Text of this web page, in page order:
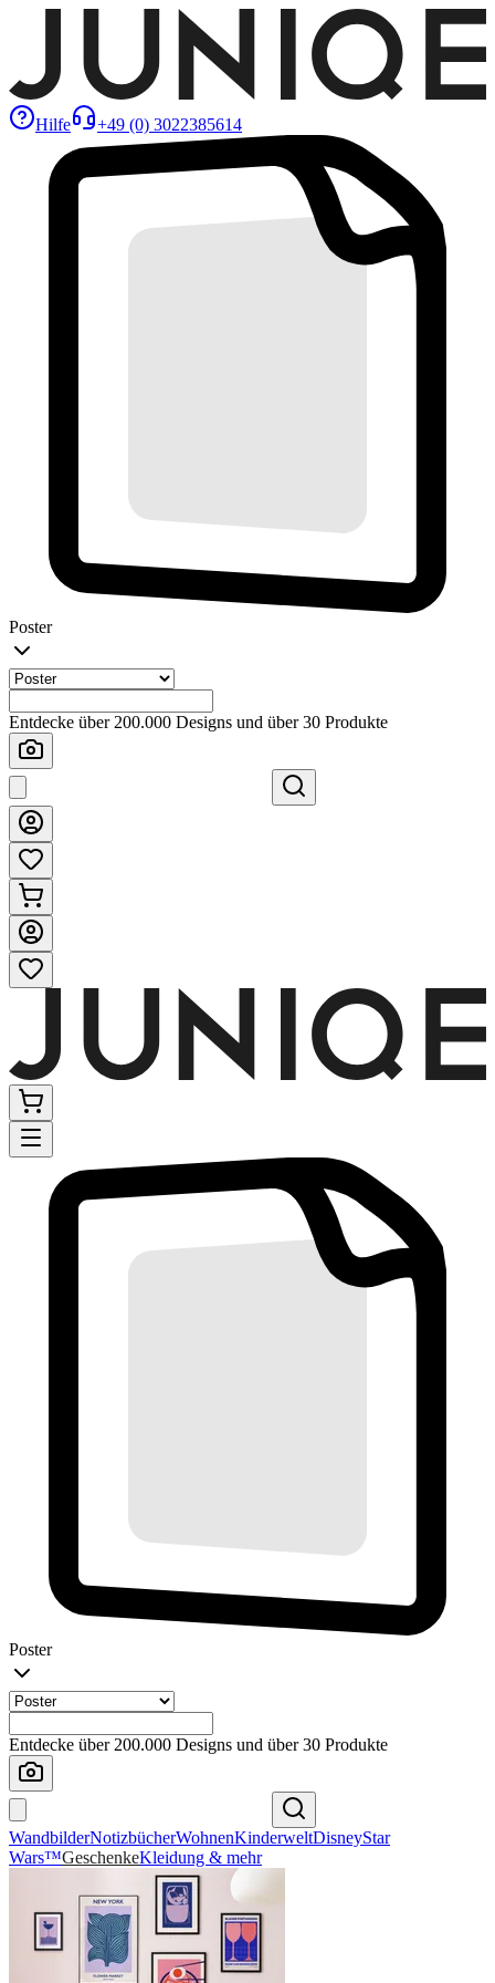
Hilfe +49 (0) 3022385614
Poster
Entdecke über 200.000 Designs und über 30 Produkte
Poster
Entdecke über 200.000 Designs und über 30 Produkte
WandbilderNotizbücherWohnenKinderweltDisneyStar
Wars™GeschenkeKleidung & mehr